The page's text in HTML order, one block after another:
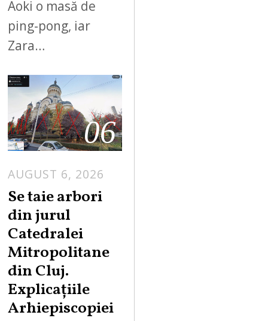
Aoki o masă de
ping-pong, iar
Zara…
06
AUGUST 6, 2026
Se taie arbori
din jurul
Catedralei
Mitropolitane
din Cluj.
Explicațiile
Arhiepiscopiei